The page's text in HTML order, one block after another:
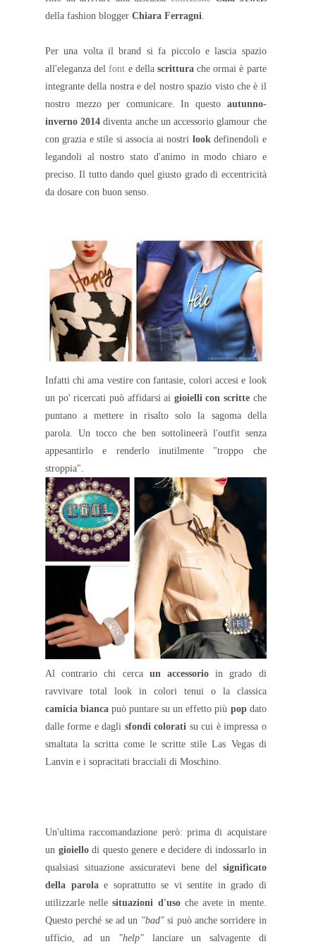
della fashion blogger Chiara Ferragni
Per una volta il brand si fa piccolo e lascia spazio
all'eleganza delfont e della scritturache ormai è parte
integrante della nostra e del nostro spazio visto che è il
nostro mezzo per comunicare. In questo autunno-
inverno 2014 diventa anche un accessorio glamour che
con grazia e stile si associa ai nostri lookdefinendoli e
legandoli al nostro stato d'animo in modo chiaro e
preciso. Il tutto dando quel giusto grado di eccentricità
da dosare con buon senso.
Infatti chi ama vestire con fantasie, colori accesi e look
un po' ricercati può affidarsi ai gioielli con scritte che
puntano a mettere in risalto solo la sagoma della
parola. Un tocco che ben sottolineerà l'outfit senza
appesantirlo e renderlo inutilmente "troppo che
stroppia".
Al contrario chi cerca un accessorioin grado di
ravvivare total look in colori tenui o la classica
camicia bianca può puntare su un effetto più popdato
dalle forme e dagli sfondi colorati su cui è impressa o
smaltata la scritta come le scritte stile Las Vegas di
Lanvin e i sopracitati bracciali di Moschino.
Un'ultima raccomandazione però: prima di acquistare
un gioiellodi questo genere e decidere di indossarlo in
qualsiasi situazione assicuratevi bene del significato
della parolae soprattutto se vi sentite in grado di
utilizzarle nellesituazioni d'usoche avete in mente.
Questo perché se ad un "bad"si può anche sorridere in
ufficio, ad un "help"lanciare un salvagente di